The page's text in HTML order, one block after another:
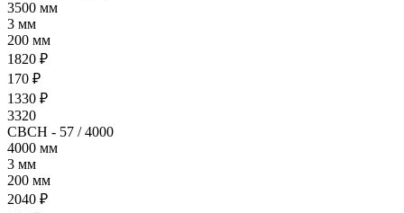
3500 мм
3 мм
200 мм
1820 ₽
170 ₽
1330 ₽
3320
СВСН - 57 / 4000
4000 мм
3 мм
200 мм
2040 ₽